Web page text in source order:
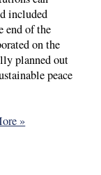
included
end of the
on the
planned out
peace
»